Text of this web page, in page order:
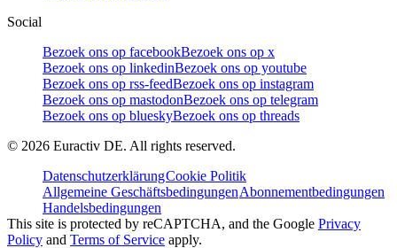
Social
Bezoek ons op facebookBezoek ons op x
Bezoek ons op linkedinBezoek ons op youtube
Bezoek ons op rss-feedBezoek ons op instagram
Bezoek ons op mastodonBezoek ons op telegram
Bezoek ons op blueskyBezoek ons op threads
© 2026 Euractiv DE. All rights reserved.
DatenschutzerklärungCookie Politik
Allgemeine GeschäftsbedingungenAbonnementbedingungen
Handelsbedingungen
This site is protected by reCAPTCHA, and the Google Privacy
Policy and Terms of Service apply.